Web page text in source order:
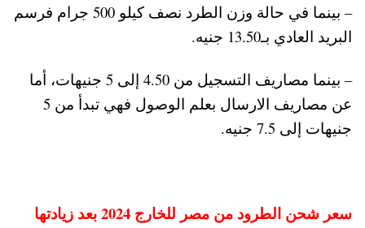
– بينما في حالة وزن الطرد نصف كيلو 500 جرام فرسم
البريد العادي بـ13.50 جنيه.
– بينما مصاريف التسجيل من 4.50 إلى 5 جنيهات، أما
عن مصاريف الارسال بعلم الوصول فهي تبدأ من 5
جنيهات إلى 7.5 جنيه.
سعر شحن الطرود من مصر للخارج 2024 بعد زيادتها